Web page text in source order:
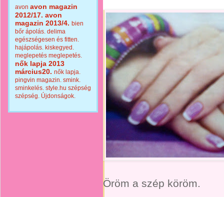
avon avon magazin
2012/17. avon
magazin 2013/4. bien
bőr ápolás. delima
egészségesen és fitten.
hajápolás. kiskegyed.
meglepetés meglepetés.
nők lapja 2013
március20. nők lapja.
pingvin magazin. smink.
sminkelés. style.hu szépség
szépség. Újdonságok.
Öröm a szép köröm.